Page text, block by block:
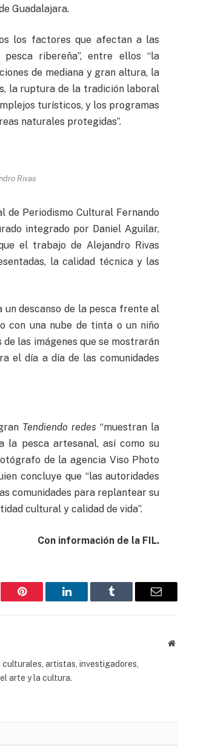
Guadalajara.
los factores que afectan a las
ribereña”, entre ellos “la
de mediana y gran altura, la
la ruptura de la tradición laboral
turísticos, y los programas
naturales protegidas”.
Rivas
de Periodismo Cultural Fernando
integrado por Daniel Aguilar,
el trabajo de Alejandro Rivas
la calidad técnica y las
un descanso de la pesca frente al
con una nube de tinta o un niño
las imágenes que se mostrarán
el día a día de las comunidades
Tendiendo redes “muestran la
la pesca artesanal, así como su
de la agencia Viso Photo
concluye que “las autoridades
comunidades para replantear su
cultural y calidad de vida”.
Con información de la FIL.
Pinterest LinkedIn Tumblr Email
Website
artistas, investigadores,
arte y la cultura.